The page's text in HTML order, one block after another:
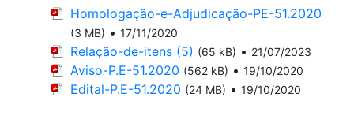
Homologação-e-Adjudicação-PE-51.2020
(3 MB) • 17/11/2020
Relação-de-itens (5) (65 kB) • 21/07/2023
Aviso-P.E-51.2020 (562 kB) • 19/10/2020
Edital-P.E-51.2020 (24 MB) • 19/10/2020